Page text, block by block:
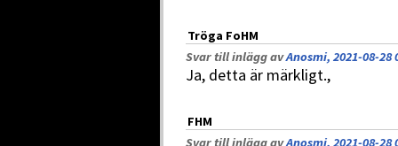
Tröga FoHM
Svar till inlägg avAnosmi, 2021-08-28
Ja, detta är märkligt.,
FHM
Svar till inlägg avAnosmi, 2021-08-28